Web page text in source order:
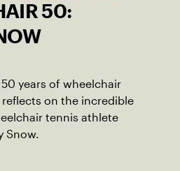
50:
years of wheelchair
reflects on the incredible
tennis athlete
Snow.